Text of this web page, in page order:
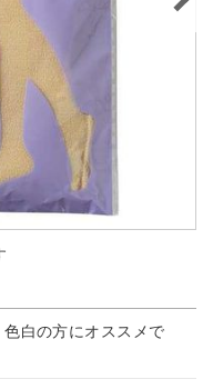
白の方にオススメで